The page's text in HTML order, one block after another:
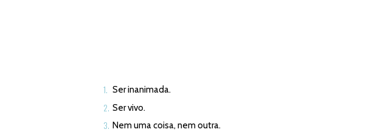
Ser inanimada.
Ser vivo.
Nem uma coisa, nem outra.